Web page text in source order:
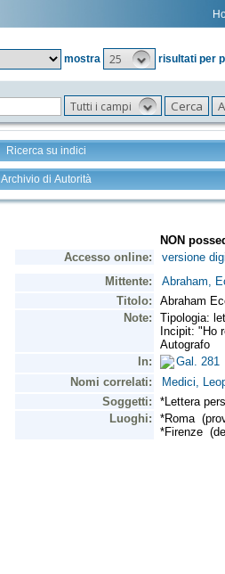
mostra
25 risultati per
Tutti i campi
Ricerca su indici
Archivio di Autorità